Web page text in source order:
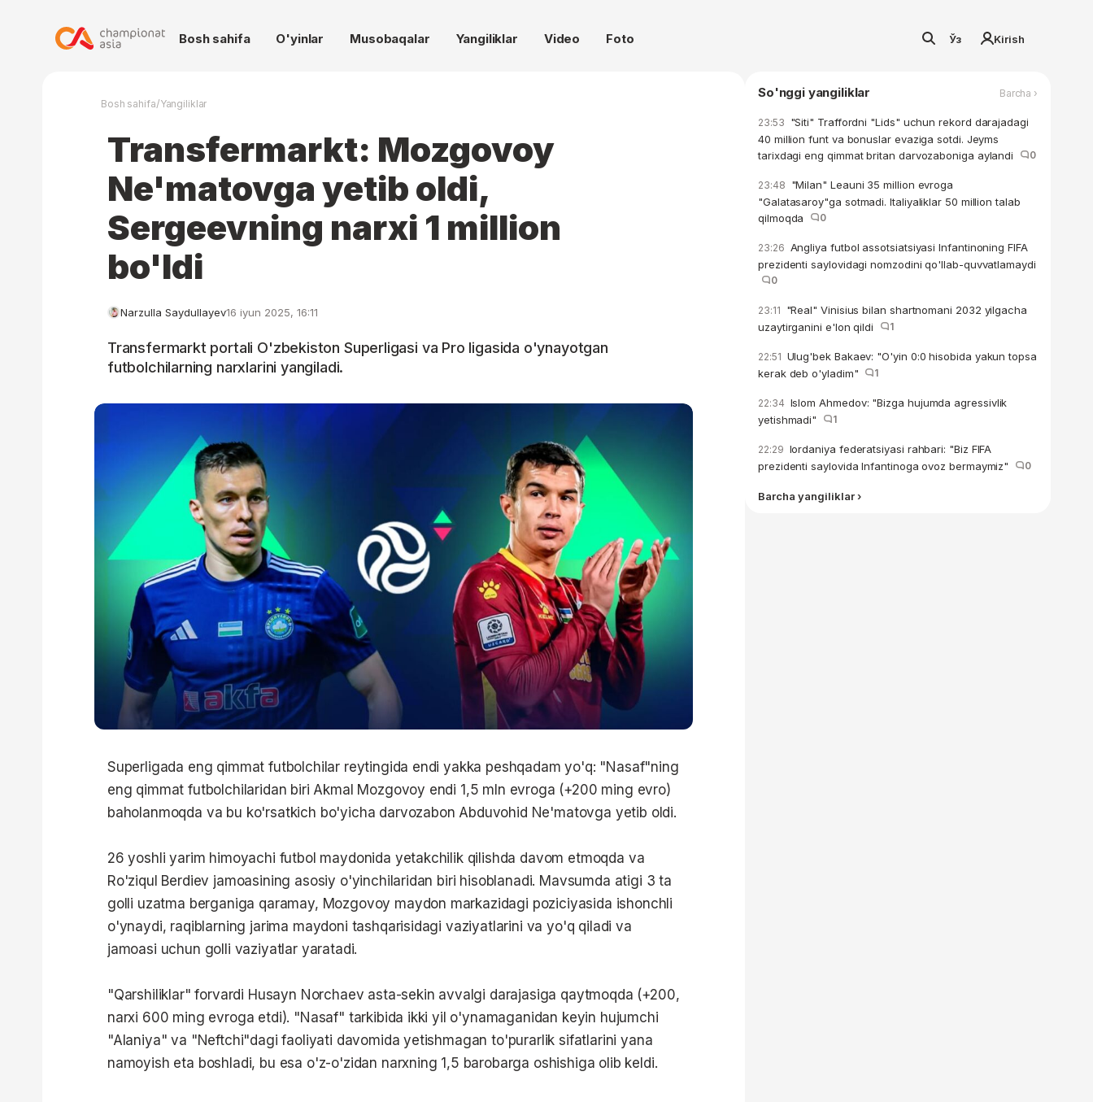
Bosh sahifa O'yinlar Musobaqalar Yangiliklar Video Foto Ўз Kirish
Bosh sahifa/Yangiliklar
Transfermarkt: Mozgovoy
Ne'matovga yetib oldi,
Sergeevning narxi 1 million
bo'ldi
Narzulla Saydullayev16 iyun 2025, 16:11
Transfermarkt portali O'zbekiston Superligasi va Pro ligasida o'ynayotgan
futbolchilarning narxlarini yangiladi.
Superligada eng qimmat futbolchilar reytingida endi yakka peshqadam yo'q: "Nasaf"ning
eng qimmat futbolchilaridan biri Akmal Mozgovoy endi 1,5 mln evroga (+200 ming evro)
baholanmoqda va bu ko'rsatkich bo'yicha darvozabon Abduvohid Ne'matovga yetib oldi.
26 yoshli yarim himoyachi futbol maydonida yetakchilik qilishda davom etmoqda va
Ro'ziqul Berdiev jamoasining asosiy o'yinchilaridan biri hisoblanadi. Mavsumda atigi 3 ta
golli uzatma berganiga qaramay, Mozgovoy maydon markazidagi poziciyasida ishonchli
o'ynaydi, raqiblarning jarima maydoni tashqarisidagi vaziyatlarini va yo'q qiladi va
jamoasi uchun golli vaziyatlar yaratadi.
"Qarshiliklar" forvardi Husayn Norchaev asta-sekin avvalgi darajasiga qaytmoqda (+200,
narxi 600 ming evroga etdi). "Nasaf" tarkibida ikki yil o'ynamaganidan keyin hujumchi
"Alaniya" va "Neftchi"dagi faoliyati davomida yetishmagan to'purarlik sifatlarini yana
namoyish eta boshladi, bu esa o'z-o'zidan narxning 1,5 barobarga oshishiga olib keldi.
So'nggi yangiliklar Barcha ›
23:53 "Siti" Traffordni "Lids" uchun rekord darajadagi
40 million funt va bonuslar evaziga sotdi. Jeyms
tarixdagi eng qimmat britan darvozaboniga aylandi
0
23:48 "Milan" Leauni 35 million evroga
"Galatasaroy"ga sotmadi. Italiyaliklar 50 million talab
qilmoqda
0
23:26 Angliya futbol assotsiatsiyasi Infantinoning FIFA
prezidenti saylovidagi nomzodini qo'llab-quvvatlamaydi
0
23:11 "Real" Vinisius bilan shartnomani 2032 yilgacha
uzaytirganini e'lon qildi
1
22:51 Ulug'bek Bakaev: "O'yin 0:0 hisobida yakun topsa
kerak deb o'yladim"
1
22:34 Islom Ahmedov: "Bizga hujumda agressivlik
yetishmadi"
1
22:29 Iordaniya federatsiyasi rahbari: "Biz FIFA
prezidenti saylovida Infantinoga ovoz bermaymiz"
0
Barcha yangiliklar ›